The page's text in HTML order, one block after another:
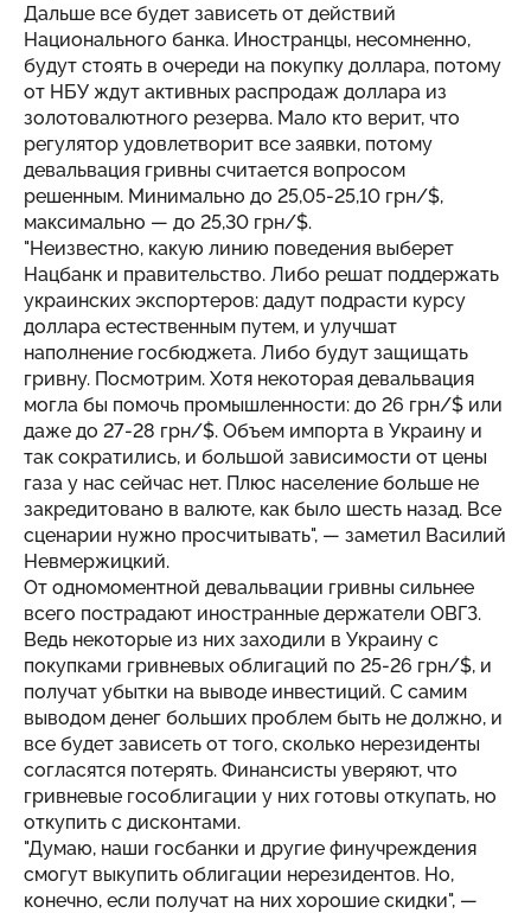
Дальше все будет зависеть от действий
Национального банка. Иностранцы, несомненно,
будут стоять в очереди на покупку доллара, потому
от НБУ ждут активных распродаж доллара из
золотовалютного резерва. Мало кто верит, что
регулятор удовлетворит все заявки, потому
девальвация гривны считается вопросом
решенным. Минимально до 25,05-25,10 грн/$,
максимально — до 25,30 грн/$.
"Неизвестно, какую линию поведения выберет
Нацбанк и правительство. Либо решат поддержать
украинских экспортеров: дадут подрасти курсу
доллара естественным путем, и улучшат
наполнение госбюджета. Либо будут защищать
гривну. Посмотрим. Хотя некоторая девальвация
могла бы помочь промышленности: до 26 грн/$ или
даже до 27-28 грн/$. Объем импорта в Украину и
так сократились, и большой зависимости от цены
газа у нас сейчас нет. Плюс население больше не
закредитовано в валюте, как было шесть назад. Все
сценарии нужно просчитывать", — заметил Василий
Невмержицкий.
От одномоментной девальвации гривны сильнее
всего пострадают иностранные держатели ОВГЗ.
Ведь некоторые из них заходили в Украину с
покупками гривневых облигаций по 25-26 грн/$, и
получат убытки на выводе инвестиций. С самим
выводом денег больших проблем быть не должно, и
все будет зависеть от того, сколько нерезиденты
согласятся потерять. Финансисты уверяют, что
гривневые гособлигации у них готовы откупать, но
откупить с дисконтами.
"Думаю, наши госбанки и другие финучреждения
смогут выкупить облигации нерезидентов. Но,
конечно, если получат на них хорошие скидки", —